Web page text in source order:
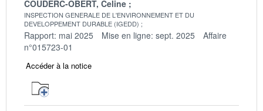
COUDERC-OBERT, Celine
INSPECTION GENERALE DE L'ENVIRONNEMENT ET DU
DEVELOPPEMENT DURABLE (IGEDD)
Rapport: mai 2025 Mise en ligne: sept. 2025
Affaire
n°015723-01
Accéder à la notice